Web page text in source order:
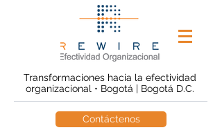
Transformaciones hacia la efectividad
organizacional • Bogotá | Bogotá D.C.
Contáctenos